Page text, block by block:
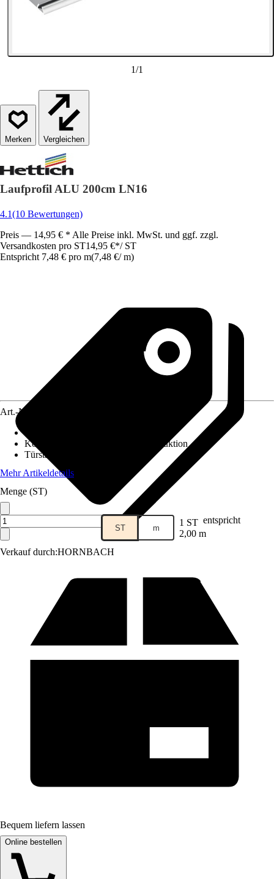
1/1
Vergleichen
Laufprofil ALU 200cm LN16
4.1(10 Bewertungen)
Preis — 14,95 € * Alle Preise inkl. MwSt. und ggf. zzgl.
Versandkosten pro ST14,95 €*/ ST
Entspricht 7,48 € pro m(7,48 €/ m)
Verkauf durch:HORNBACH
Art.-Nr.
Konstruktion
Innenliegende Konstruktion
Türstärke
Mehr Artikeldetails
Menge (ST)
ST m 1 ST entspricht
2,00 m
Bequem liefern lassen
Online bestellen